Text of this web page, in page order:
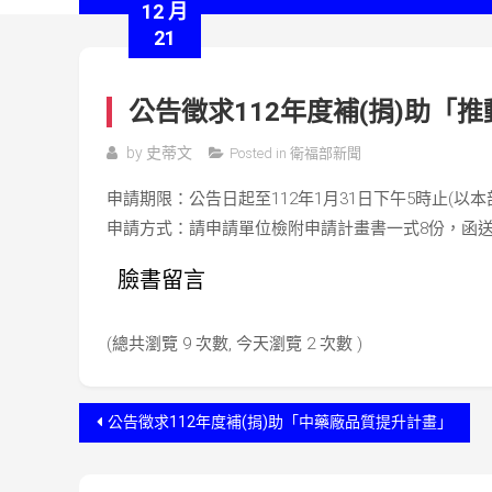
12 月
21
公告徵求112年度補(捐)助「
by 史蒂文 Posted in 衛福部新聞
申請期限：公告日起至112年1月31日下午5時止(以
申請方式：請申請單位檢附申請計畫書一式8份，函
臉書留言
(總共瀏覽 9 次數, 今天瀏覽 2 次數 )
文公告徵求112年度補(捐)助「中藥廠品質提升計畫」